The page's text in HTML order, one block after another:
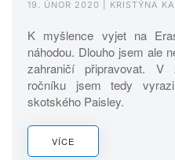
19. ÚNOR 2020 | KRISTÝNA
K myšlence vyjet na
náhodou. Dlouho jsem ale
zahraničí připravovat. V
ročníku jsem tedy
skotského Paisley.
VÍCE